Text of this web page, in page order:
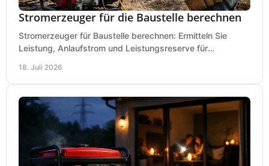
Stromerzeuger für die Baustelle berechnen
Stromerzeuger für Baustelle berechnen: Ermitteln Sie
Leistung, Anlaufstrom und Leistungsreserve für
18. Juli 2026